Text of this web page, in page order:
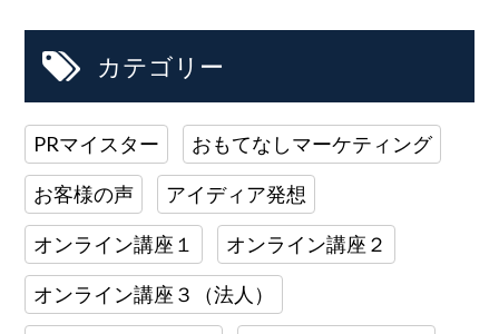
カテゴリー
PRマイスター おもてなしマーケティング
お客様の声 アイディア発想
オンライン講座１ オンライン講座２
オンライン講座３（法人）